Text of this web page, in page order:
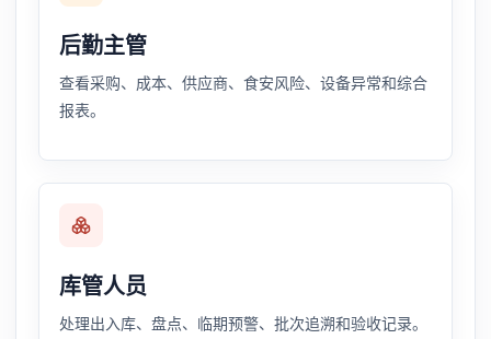
后勤主管
查看采购、成本、供应商、食安风险、设备异常和综合
报表。
库管人员
处理出入库、盘点、临期预警、批次追溯和验收记录。